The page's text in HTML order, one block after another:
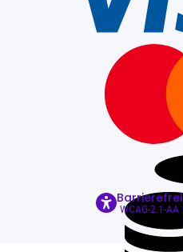
Barrierefrei
WCAG-2.1-AA